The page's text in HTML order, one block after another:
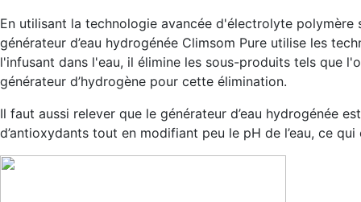
En utilisant la technologie avancée d'électrolyte polymère
générateur d’eau hydrogénée Climsom Pure utilise les
l'infusant dans l'eau, il élimine les sous-produits tels que
générateur d’hydrogène pour cette élimination.
Il faut aussi relever que le générateur d’eau hydrogénée
d’antioxydants tout en modifiant peu le pH de l’eau, ce